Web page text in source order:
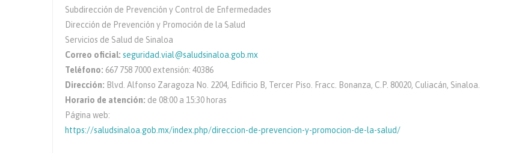
Subdirección de Prevención y Control de Enfermedades
Dirección de Prevención y Promoción de la Salud
Servicios de Salud de Sinaloa
Correo oficial: seguridad.vial@saludsinaloa.gob.mx
Teléfono: 667 758 7000 extensión: 40386
Dirección: Blvd. Alfonso Zaragoza No. 2204, Edificio B, Tercer Piso. Fracc. Bonanza, C.P. 80020, Culiacán, Sinaloa.
Horario de atención: de 08:00 a 15:30 horas
Página web:
https://saludsinaloa.gob.mx/index.php/direccion-de-prevencion-y-promocion-de-la-salud/